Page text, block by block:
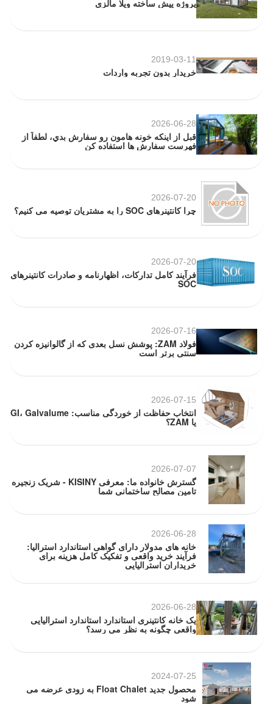
پروژه پیش ساخته ویلا مالزی
2019-03-11
خریدار بدون تجربه واردات
2026-06-28
قبل از اينکه خونه هامون رو سفارش بدي، لطفاً از
فهرست سفارش ها استفاده کن
2026-07-20
چرا کانتینرهای SOC را به مشتریان توصیه می کنیم؟
2026-07-20
فرآیند کامل تدارکات، اظهارنامه و صادرات کانتینرهای
SOC
2026-07-16
فولاد ZAM: پوشش نسل بعدی که از گالوانیزه کردن
سنتی برتر است
2026-07-15
انتخاب حفاظت از خوردگی مناسب: GI، Galvalume
یا ZAM؟
2026-07-07
گسترش خانواده ما: معرفی KISINY - شریک زنجیره
تامین مصالح ساختمانی شما
2026-06-28
خانه های مدولار دارای گواهی استاندارد استرالیا:
فرآیند خرید واقعی و تفکیک کامل هزینه برای
خریداران استرالیایی
2026-06-28
یک خانه کانتینری استاندارد استاندارد استرالیایی
واقعی چگونه به نظر می رسد؟
2024-07-25
محصول جدید Float Chalet به زودی عرضه می
شود